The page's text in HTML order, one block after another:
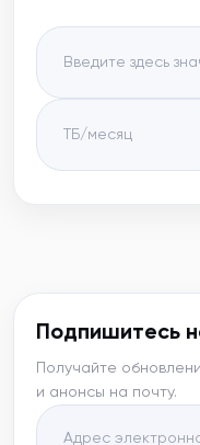
Подпишитесь
Получайте
и анонсы на почту.